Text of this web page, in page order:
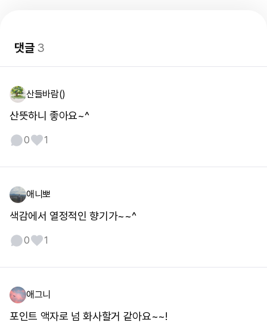
댓글3
산들바람()
산뜻하니 좋아요~^
0 1
애니뽀
색감에서 열정적인 향기가~~^
0 1
애그니
포인트 액자로 넘 화사할거 같아요~~!